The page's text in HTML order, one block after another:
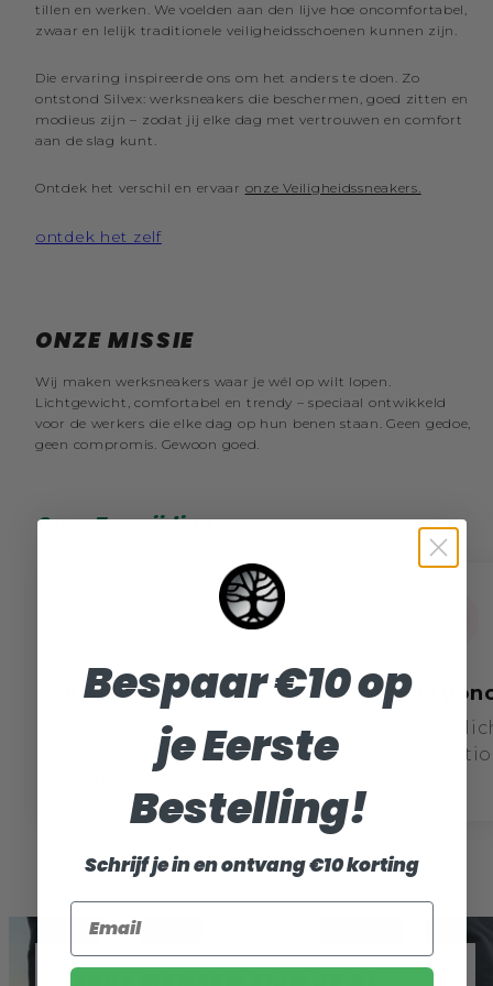
tillen en werken. We voelden aan den lijve hoe oncomfortabel,
zwaar en lelijk traditionele veiligheidsschoenen kunnen zijn.
Die ervaring inspireerde ons om het anders te doen. Zo
ontstond Silvex: werksneakers die beschermen, goed zitten en
modieus zijn – zodat jij elke dag met vertrouwen en comfort
aan de slag kunt.
Ontdek het verschil en ervaar onze Veiligheidssneakers.
ontdek het zelf
ONZE MISSIE
Wij maken werksneakers waar je wél op wilt lopen.
Lichtgewicht, comfortabel en trendy – speciaal ontwikkeld
voor de werkers die elke dag op hun benen staan. Geen gedoe,
geen compromis. Gewoon goed.
Onze Toewijding
Kwaliteit
Ontworpen met
vakmensen, getest op de
40%
Bespaar €10 op
je Eerste
Bestelling!
Schrijf je in en ontvang €10 korting
Email